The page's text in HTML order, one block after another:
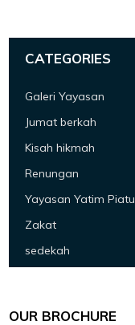
CATEGORIES
Galeri Yayasan
Jumat berkah
Kisah hikmah
Renungan
Yayasan Yatim Piatu
Zakat
sedekah
OUR BROCHURE